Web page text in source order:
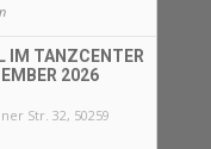
IM TANZCENTER
2026
Str. 32, 50259